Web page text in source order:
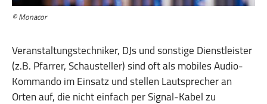
© Monacor
Veranstaltungstechniker, DJs und sonstige Dienstleister
(z.B. Pfarrer, Schausteller) sind oft als mobiles Audio-
Kommando im Einsatz und stellen Lautsprecher an
Orten auf, die nicht einfach per Signal-Kabel zu